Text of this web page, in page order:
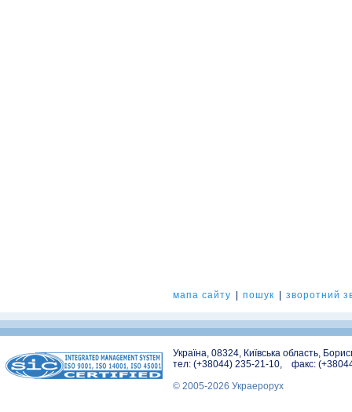
мапа сайту пошук зворотний
Україна, 08324, Київська область,
тел: (+38044) 235-21-10, факс:
© 2005-2026 Украерорух